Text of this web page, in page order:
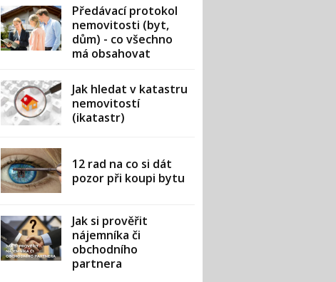
Předávací protokol
nemovitosti (byt,
dům) - co všechno
má obsahovat
Jak hledat v katastru
nemovitostí
(ikatastr)
12 rad na co si dát
pozor při koupi bytu
Jak si prověřit
nájemníka či
obchodního
partnera